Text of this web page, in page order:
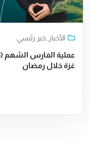
الأخبار ,خبر رئيسي
غزة خلال رمضان